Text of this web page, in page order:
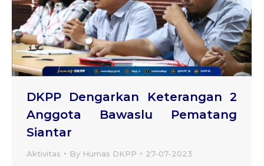
DKPP Dengarkan Keterangan 2
Anggota Bawaslu Pematang
Siantar
Aktivitas By Humas DKPP 27-07-2023